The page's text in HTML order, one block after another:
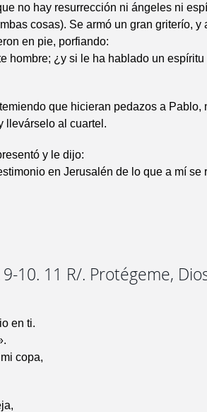
no hay resurrección ni ángeles ni
cosas). Se armó un gran griterío, y
en pie, porfiando:
hombre; ¿y si le ha hablado un espíritu
que hicieran pedazos a Pablo,
llevárselo al cuartel.
y le dijo:
en Jerusalén de lo que a mí se
10. 11 R/. Protégeme,
en ti.
copa,